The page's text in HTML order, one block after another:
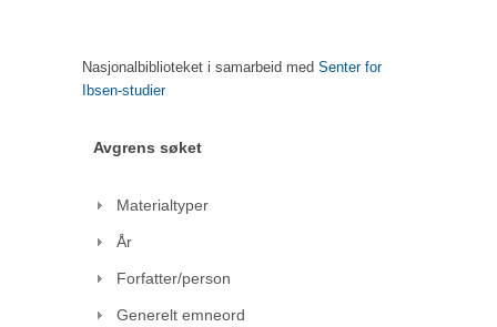
Nasjonalbiblioteket i samarbeid med Senter for
Ibsen-studier
Avgrens søket
Materialtyper
År
Forfatter/person
Generelt emneord